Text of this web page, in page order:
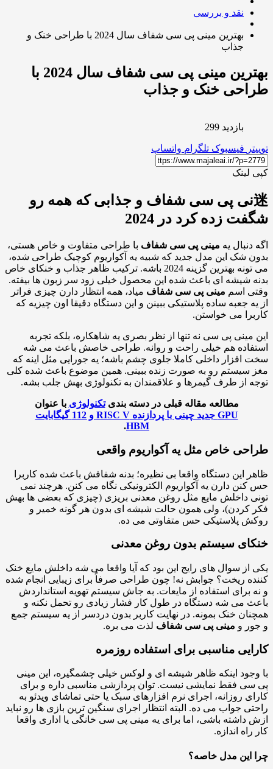
نقد و بررسی
بهترین مینی پی سی شفاف سال 2024 با طراحی خنک و
جذاب
بهترین مینی پی سی شفاف سال 2024 با
خنک و جذاب
بازدید 299
فیسبوک تلگرام واتساپ
迷نی پی سی شفاف و جذابی که همه رو
زده کرد در 2024
یهمینی پی سی شفافبا طراحی متفاوت و خاص هستی،
شک این مدل جدید که شبیه یه آکواریوم کوچیک طراحی شده،
می تونه بهترین گزینه 2024 باشه. ترکیب ظاهر جذاب و خنکای خاص
شیشه ای باعث شده این محصول خیلی زود سر زبون ها بیفته.
اسم مینی پی سی شفافمیاد، همه انتظار دارن چیزی فراتر
جعبه ساده پلاستیکی ببینن و این دستگاه دقیقا اون چیزیه که
می خواستن.
پی سی نه تنها از نظر بصری یه شاهکاره، بلکه تجربه
هم خیلی راحت و روانه. طراحی خاصش باعث می شه
افزار داخلی کاملا جلوی چشم باشه؛ یه جورایی مثل اینه که
سیستم رو به صورت زنده ببینی. همین موضوع باعث شده کلی
از طرف گیمرها و علاقمندان به تکنولوژی بهش جلب بشه.
مطالعه مقاله قبلی در دسته بندیتکنولوژیبا عنوان
GPU جدید چینی با پردازنده RISC V و 112 گیگابایت
HBM
.
خاص مثل یه آکواریوم واقعی
این دستگاه واقعا بی نظیره؛ بدنه شفافش باعث شده کاربرا
دارن یه آکواریوم الکترونیکی نگاه می کنن. هرچند نمی
داخلش مایع مثل روغن معدنی بریزی (چیزی که بعضی ها بهش
کردن)، ولی همون حالت شیشه ای بدون هر گونه خمیر و
پلاستیکی حس متفاوتی می ده.
سیستم بدون روغن معدنی
از سوال های رایج این بود که آیا واقعا می شه داخلش مایع خنک
ریخت؟ جوابش نه! چون طراحی صرفاً برای زیبایی انجام شده
برای استفاده از مایعات. به جاش سیستم تهویه استانداردش
می شه دستگاه در طول کار فشار زیادی رو تحمل نکنه و
خنک بمونه. در نهایت کاربر بدون دردسر از یه سیستم جمع
ومینی پی سی شفافلذت می بره.
مناسبی برای استفاده روزمره
اینکه ظاهر شیشه ای و لوکس خیلی چشمگیره، این مینی
فقط نمایشی نیست. توان پردازشی مناسبی داره و برای
روزانه، اجرای نرم افزارهای سبک یا حتی تماشای ویدئو به
جواب می ده. البته انتظار اجرای سنگین ترین بازی ها رو نباید
باشی، اما برای یه مینی پی سی خانگی یا اداری واقعا
اندازه.
این مدل خاصه؟